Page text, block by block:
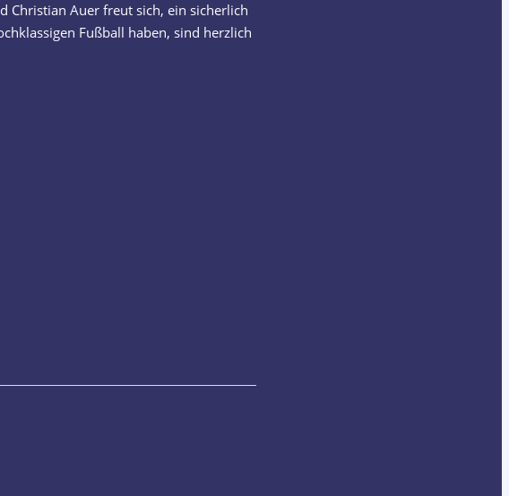
Christian Auer freut sich, ein sicherlich
Fußball haben, sind herzlich